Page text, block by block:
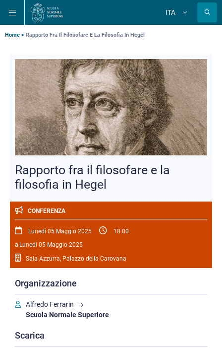
alla
navigazione
principale
contenuto
principale
alla
ricerca
principale
ITA
Briciole
pane
Home Rapporto Fra Il Filosofare E La Filosofia In Hegel
Rapporto fra il filosofare e la
filosofia in Hegel
CONFERENZA
Lunedì 05 Maggio 2025
18:00
a Lunedì 05 Maggio 2025
Sala Azzurra, Palazzo della Carovana
Organizzazione
Alfredo Ferrarin
Scuola Normale Superiore
Scarica